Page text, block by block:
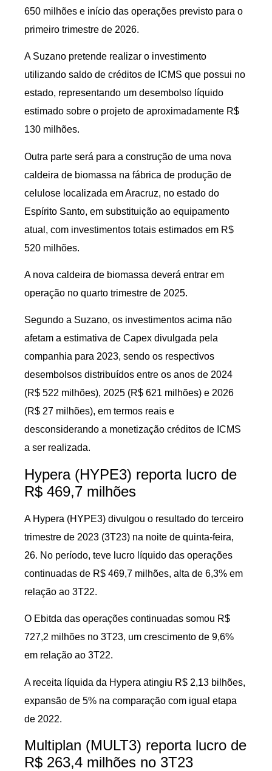
650 milhões e início das operações previsto para o
primeiro trimestre de 2026.
A Suzano pretende realizar o investimento
utilizando saldo de créditos de ICMS que possui no
estado, representando um desembolso líquido
estimado sobre o projeto de aproximadamente R$
130 milhões.
Outra parte será para a construção de uma nova
caldeira de biomassa na fábrica de produção de
celulose localizada em Aracruz, no estado do
Espírito Santo, em substituição ao equipamento
atual, com investimentos totais estimados em R$
520 milhões.
A nova caldeira de biomassa deverá entrar em
operação no quarto trimestre de 2025.
Segundo a Suzano, os investimentos acima não
afetam a estimativa de Capex divulgada pela
companhia para 2023, sendo os respectivos
desembolsos distribuídos entre os anos de 2024
(R$ 522 milhões), 2025 (R$ 621 milhões) e 2026
(R$ 27 milhões), em termos reais e
desconsiderando a monetização créditos de ICMS
a ser realizada.
Hypera (HYPE3) reporta lucro de
R$ 469,7 milhões
A Hypera (HYPE3) divulgou o resultado do terceiro
trimestre de 2023 (3T23) na noite de quinta-feira,
26. No período, teve lucro líquido das operações
continuadas de R$ 469,7 milhões, alta de 6,3% em
relação ao 3T22.
O Ebitda das operações continuadas somou R$
727,2 milhões no 3T23, um crescimento de 9,6%
em relação ao 3T22.
A receita líquida da Hypera atingiu R$ 2,13 bilhões,
expansão de 5% na comparação com igual etapa
de 2022.
Multiplan (MULT3) reporta lucro de
R$ 263,4 milhões no 3T23